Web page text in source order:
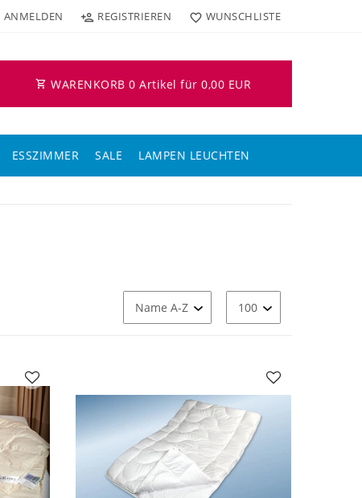
ANMELDEN REGISTRIEREN WUNSCHLISTE
WARENKORB 0 Artikel für 0,00 EUR
ESSZIMMER SALE LAMPEN LEUCHTEN